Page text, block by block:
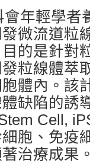
會年輕學
微流道粒
的是針對
粒線體萃
體內。該
缺陷的誘
Cell,
胞、免疫
治療成果